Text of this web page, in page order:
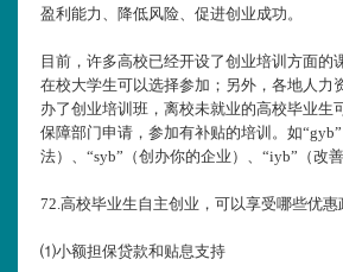
盈利能力、降低风险、促进创业成功。
目前，许多高校已经开设了创业培训方面的
在校大学生可以选择参加；另外，各地人力
办了创业培训班，离校未就业的高校毕业生
保障部门申请，参加有补贴的培训。如
法）、“syb”（创办你的企业）、“iyb”（改
72.高校毕业生自主创业，可以享受哪些优惠
⑴小额担保贷款和贴息支持